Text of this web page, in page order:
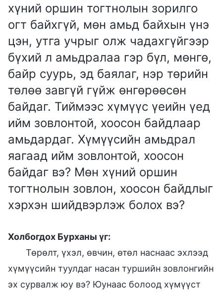
хүний оршин тогтнолын зорилго
огт байхгүй, мөн амьд байхын үнэ
цэн, утга учрыг олж чадахгүйгээр
бүхий л амьдралаа гэр бүл, мөнгө,
байр суурь, эд баялаг, нэр төрийн
төлөө завгүй гүйж өнгөрөөсөн
байдаг. Тиймээс хүмүүс үеийн үед
ийм зовлонтой, хоосон байдлаар
амьдардаг. Хүмүүсийн амьдрал
яагаад ийм зовлонтой, хоосон
байдаг вэ? Мөн хүний оршин
тогтнолын зовлон, хоосон байдлыг
хэрхэн шийдвэрлэж болох вэ?
Холбогдох Бурханы үг:
Төрөлт, үхэл, өвчин, өтөл наснаас эхлээд
хүмүүсийн туулдаг насан туршийн зовлонгийн
эх сурвалж юу вэ? Юунаас болоод хүмүүст